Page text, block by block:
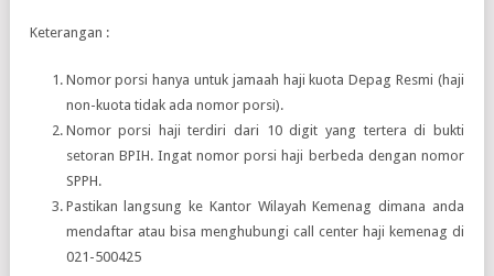
Keterangan :
Nomor porsi hanya untuk jamaah haji kuota Depag Resmi (haji
non-kuota tidak ada nomor porsi).
Nomor porsi haji terdiri dari 10 digit yang tertera di bukti
setoran BPIH. Ingat nomor porsi haji berbeda dengan nomor
SPPH.
Pastikan langsung ke Kantor Wilayah Kemenag dimana anda
mendaftar atau bisa menghubungi call center haji kemenag di
021-500425